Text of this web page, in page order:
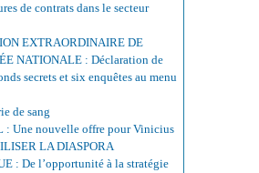
de contrats dans le secteur
EXTRAORDINAIRE DE
NATIONALE : Déclaration de
secrets et six enquêtes au menu
de sang
: Une nouvelle offre pour Vinicius
LA DIASPORA
: De l’opportunité à la stratégie